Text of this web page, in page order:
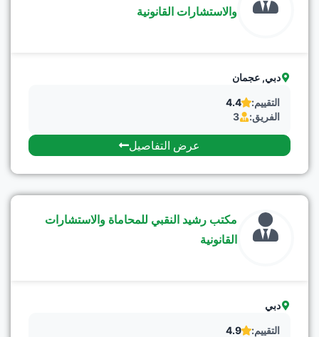
والاستشارات القانونية
دبي, عجمان
التقييم:
4.4
الفريق:
3
عرض التفاصيل
مكتب رشيد النقبي للمحاماة والاستشارات
القانونية
دبي
التقييم:
4.9